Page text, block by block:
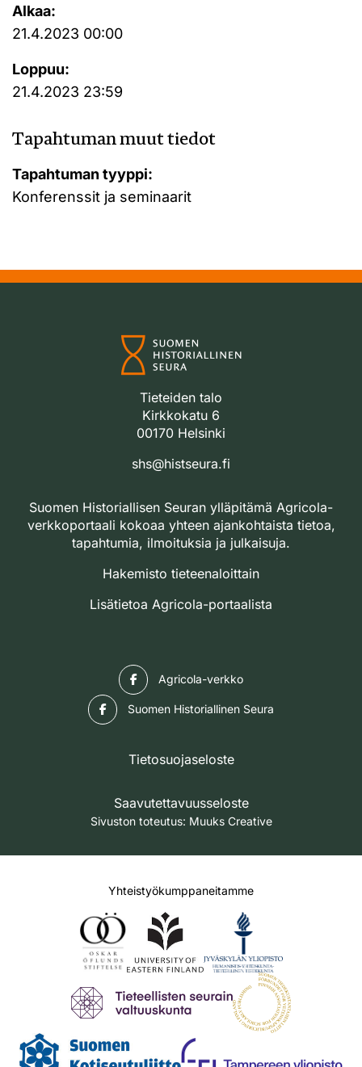
Alkaa:
21.4.2023 00:00
Loppuu:
21.4.2023 23:59
Tapahtuman muut tiedot
Tapahtuman tyyppi:
Konferenssit ja seminaarit
Tieteiden talo
Kirkkokatu 6
00170 Helsinki
shs@histseura.fi
Suomen Historiallisen Seuran ylläpitämä Agricola-
verkkoportaali kokoaa yhteen ajankohtaista tietoa,
tapahtumia, ilmoituksia ja julkaisuja.
Hakemisto tieteenaloittain
Lisätietoa Agricola-portaalista
Agricola-verkko
Suomen Historiallinen Seura
Tietosuojaseloste
Saavutettavuusseloste
Sivuston toteutus: Muuks Creative
Yhteistyökumppaneitamme